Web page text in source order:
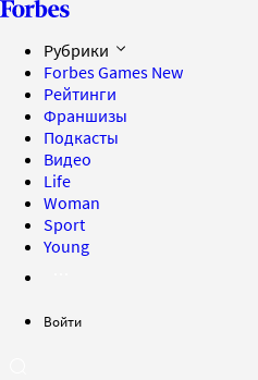
Рубрики
Forbes Games New
Рейтинги
Франшизы
Подкасты
Видео
Life
Woman
Sport
Young
Войти